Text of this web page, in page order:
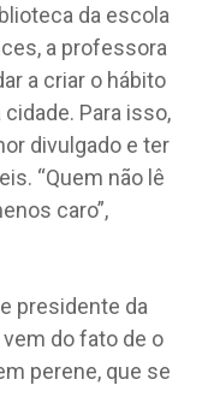
da escola
a professora
a criar o hábito
Para isso,
divulgado e ter
“Quem não lê
caro”,
presidente da
vem do fato de o
perene, que se